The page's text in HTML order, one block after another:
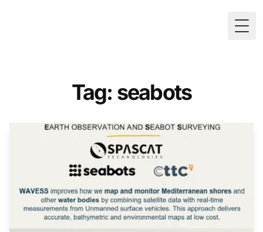
Tag: seabots